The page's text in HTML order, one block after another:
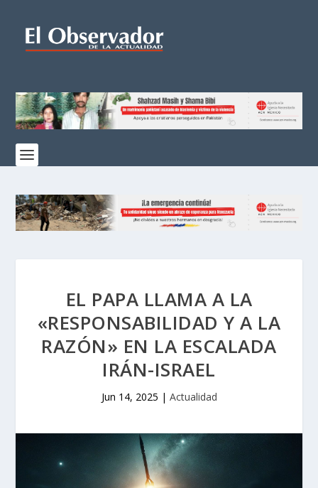
EL PAPA LLAMA A LA
«RESPONSABILIDAD Y A LA
RAZÓN» EN LA ESCALADA
IRÁN-ISRAEL
Jun 14, 2025 | Actualidad